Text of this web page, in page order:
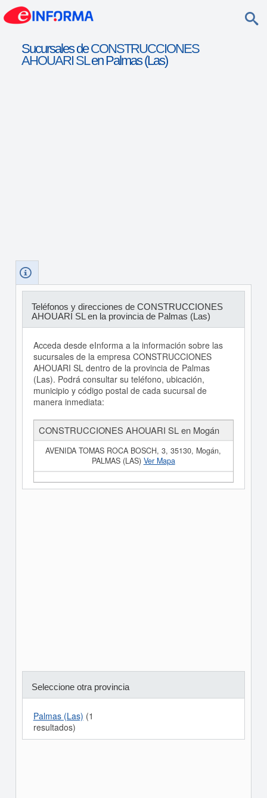
Sucursales deCONSTRUCCIONES
AHOUARI SLen Palmas (Las)
Teléfonos y direcciones de CONSTRUCCIONES
AHOUARI SL en la provincia de Palmas (Las)
Acceda desde eInforma a la información sobre las
sucursales de la empresa CONSTRUCCIONES
AHOUARI SL dentro de la provincia de Palmas
(Las). Podrá consultar su teléfono, ubicación,
municipio y código postal de cada sucursal de
manera inmediata:
CONSTRUCCIONES AHOUARI SL en Mogán
AVENIDA TOMAS ROCA BOSCH, 3, 35130, Mogán,
PALMAS (LAS) Ver Mapa
Seleccione otra provincia
Palmas (las) (1
resultados)